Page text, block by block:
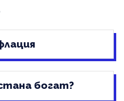
богат?